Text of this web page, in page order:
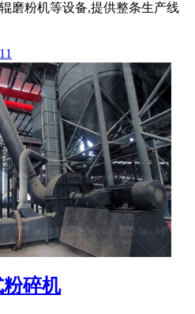
磨粉机等设备,提供整条生产线
碎机